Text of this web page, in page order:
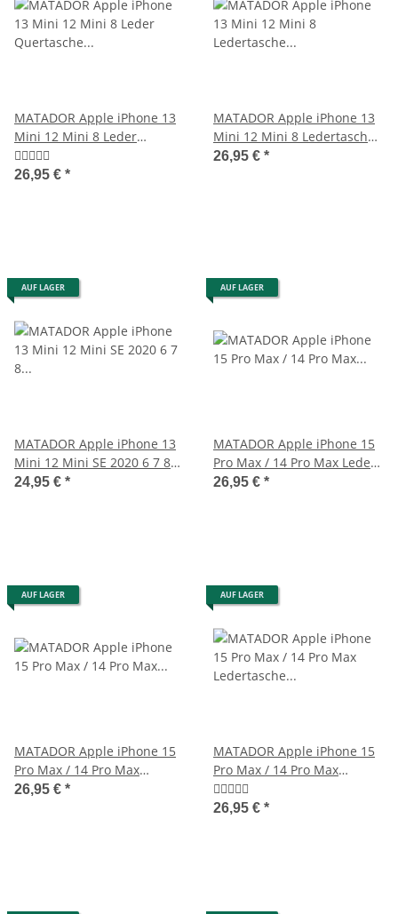
MATADOR Apple iPhone 13
Mini 12 Mini 8 Leder
Quertasche Braun
26,95 € *
MATADOR Apple iPhone 13
Mini 12 Mini 8 Ledertasche
Hell-Braun
26,95 € *
AUF LAGER
MATADOR Apple iPhone 13
Mini 12 Mini SE 2020 6 7 8
Ledertasche Braun
24,95 € *
AUF LAGER
MATADOR Apple iPhone 15
Pro Max / 14 Pro Max Leder-
Hülle-Etui Braun
26,95 € *
AUF LAGER
MATADOR Apple iPhone 15
Pro Max / 14 Pro Max
Lederhülle Schwarz
26,95 € *
AUF LAGER
MATADOR Apple iPhone 15
Pro Max / 14 Pro Max
Ledertasche Schwarz
26,95 € *